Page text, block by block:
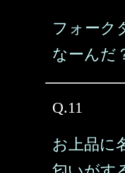
フォーク
なーんだ
Q.11
お上品に